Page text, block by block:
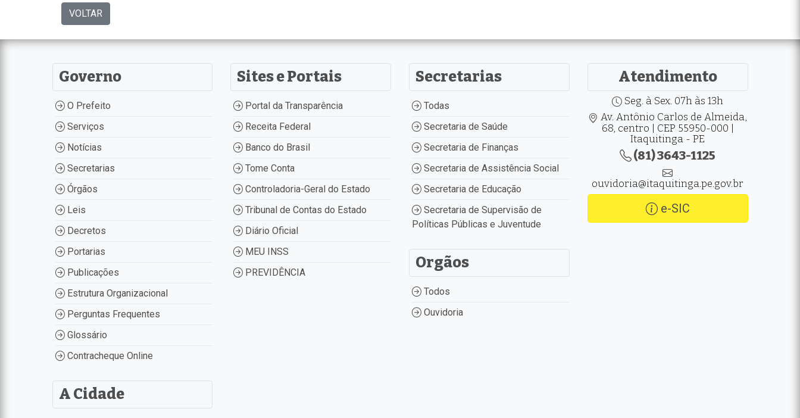
VOLTAR
Governo
O Prefeito
Serviços
Notícias
Secretarias
Órgãos
Leis
Decretos
Portarias
Publicações
Estrutura Organizacional
Perguntas Frequentes
Glossário
Contracheque Online
A Cidade
Sites e Portais
Portal da Transparência
Receita Federal
Banco do Brasil
Tome Conta
Controladoria-Geral do Estado
Tribunal de Contas do Estado
Diário Oficial
MEU INSS
PREVIDÊNCIA
Secretarias
Todas
Secretaria de Saúde
Secretaria de Finanças
Secretaria de Assistência Social
Secretaria de Educação
Secretaria de Supervisão de
Políticas Públicas e Juventude
Orgãos
Todos
Ouvidoria
Atendimento
Seg. à Sex. 07h às 13h
Av. Antônio Carlos de Almeida,
68, centro | CEP 55950-000 |
Itaquitinga - PE
(81) 3643-1125
ouvidoria@itaquitinga.pe.gov.br
e-SIC